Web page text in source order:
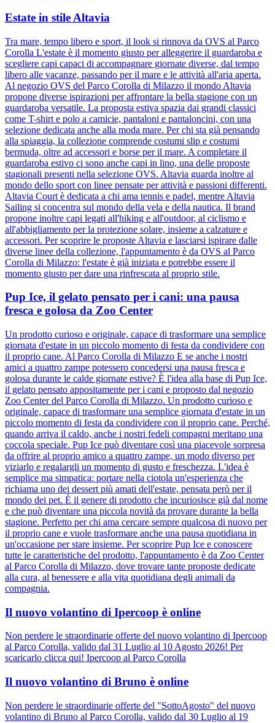
Estate in stile Altavia
Tra mare, tempo libero e sport, il look si rinnova da OVS al Parco
Corolla L'estate è il momento giusto per alleggerire il guardaroba e
scegliere capi capaci di accompagnare giornate diverse, dal tempo
libero alle vacanze, passando per il mare e le attività all'aria aperta.
Al negozio OVS del Parco Corolla di Milazzo il mondo Altavia
propone diverse ispirazioni per affrontare la bella stagione con un
guardaroba versatile. La proposta estiva spazia dai grandi classici
come T-shirt e polo a camicie, pantaloni e pantaloncini, con una
selezione dedicata anche alla moda mare. Per chi sta già pensando
alla spiaggia, la collezione comprende costumi slip e costumi
bermuda, oltre ad accessori e borse per il mare. A completare il
guardaroba estivo ci sono anche capi in lino, una delle proposte
stagionali presenti nella selezione OVS. Altavia guarda inoltre al
mondo dello sport con linee pensate per attività e passioni differenti.
Altavia Court è dedicata a chi ama tennis e padel, mentre Altavia
Sailing si concentra sul mondo della vela e della nautica. Il brand
propone inoltre capi legati all'hiking e all'outdoor, al ciclismo e
all'abbigliamento per la protezione solare, insieme a calzature e
accessori. Per scoprire le proposte Altavia e lasciarsi ispirare dalle
diverse linee della collezione, l'appuntamento è da OVS al Parco
Corolla di Milazzo: l'estate è già iniziata e potrebbe essere il
momento giusto per dare una rinfrescata al proprio stile.
Pup Ice, il gelato pensato per i cani: una pausa
fresca e golosa da Zoo Center
Un prodotto curioso e originale, capace di trasformare una semplice
giornata d'estate in un piccolo momento di festa da condividere con
il proprio cane. Al Parco Corolla di Milazzo E se anche i nostri
amici a quattro zampe potessero concedersi una pausa fresca e
golosa durante le calde giornate estive? È l'idea alla base di Pup Ice,
il gelato pensato appositamente per i cani e proposto dal negozio
Zoo Center del Parco Corolla di Milazzo. Un prodotto curioso e
originale, capace di trasformare una semplice giornata d'estate in un
piccolo momento di festa da condividere con il proprio cane. Perché,
quando arriva il caldo, anche i nostri fedeli compagni meritano una
coccola speciale. Pup Ice può diventare così una piacevole sorpresa
da offrire al proprio amico a quattro zampe, un modo diverso per
viziarlo e regalargli un momento di gusto e freschezza. L'idea è
semplice ma simpatica: portare nella ciotola un'esperienza che
richiama uno dei dessert più amati dell'estate, pensata però per il
mondo dei pet. È il genere di prodotto che incuriosisce già dal nome
e che può diventare una piccola novità da provare durante la bella
stagione. Perfetto per chi ama cercare sempre qualcosa di nuovo per
il proprio cane e vuole trasformare anche una pausa quotidiana in
un'occasione per stare insieme. Per scoprire Pup Ice e conoscere
tutte le caratteristiche del prodotto, l'appuntamento è da Zoo Center
al Parco Corolla di Milazzo, dove trovare tante proposte dedicate
alla cura, al benessere e alla vita quotidiana degli animali da
compagnia.
Il nuovo volantino di Ipercoop è online
Non perdere le straordinarie offerte del nuovo volantino di Ipercoop
al Parco Corolla, valido dal 31 Luglio al 10 Agosto 2026! Per
scaricarlo clicca qui! Ipercoop al Parco Corolla
Il nuovo volantino di Bruno è online
Non perdere le straordinarie offerte del "SottoAgosto" del nuovo
volantino di Bruno al Parco Corolla, valido dal 30 Luglio al 19